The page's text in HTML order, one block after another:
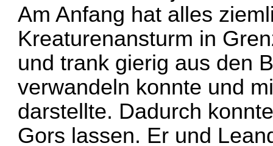
Am Anfang hat alles
Kreaturenansturm in
und trank gierig aus den
verwandeln konnte und
darstellte. Dadurch
Gors lassen. Er und